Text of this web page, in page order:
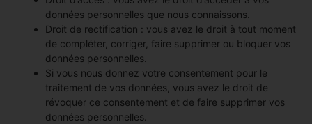
données personnelles que nous connaissons.
Droit de rectification : vous avez le droit à tout moment
de compléter, corriger, faire supprimer ou bloquer vos
données personnelles.
Si vous nous donnez votre consentement pour le
traitement de vos données, vous avez le droit de
révoquer ce consentement et de faire supprimer vos
données personnelles.